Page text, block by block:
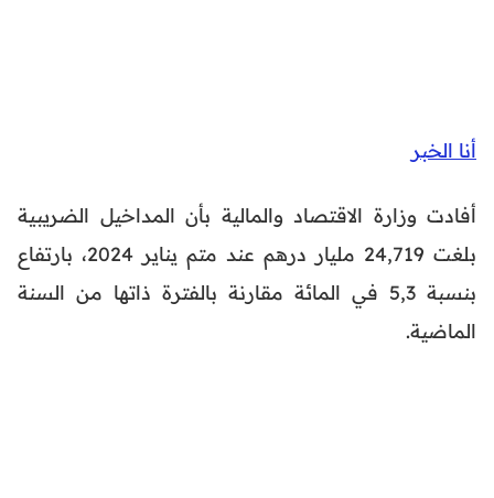
أنا الخبر
أفادت وزارة الاقتصاد والمالية بأن المداخيل الضريبية
بلغت 24,719 مليار درهم عند متم يناير 2024، بارتفاع
بنسبة 5,3 في المائة مقارنة بالفترة ذاتها من السنة
الماضية.